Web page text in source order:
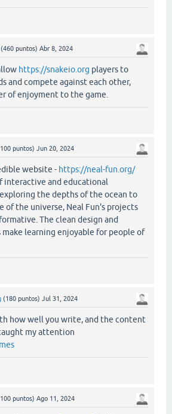
(460 puntos) Abr 8, 2024
https://snakeio.org players to
and compete against each other,
of enjoyment to the game.
100 puntos) Jun 20, 2024
website - https://neal-fun.org/
interactive and educational
the depths of the ocean to
of the universe, Neal Fun's projects
The clean design and
learning enjoyable for people of
(180 puntos) Jul 31, 2024
how well you write, and the content
my attention
100 puntos) Ago 11, 2024